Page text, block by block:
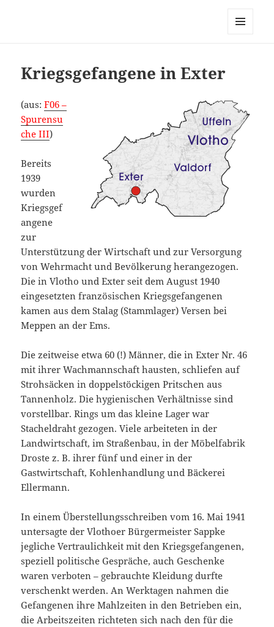
Kriegsgefangene in Exter
(aus:F06 –
Spurensu
che III)
Bereits
1939
wurden
Kriegsgef
angene
zur
Unterstützung der Wirtschaft und zur Versorgung
von Wehrmacht und Bevölkerung herangezogen.
Die in Vlotho und Exter seit dem August 1940
eingesetzten französischen Kriegsgefangenen
kamen aus dem Stalag (Stammlager) Versen bei
Meppen an der Ems.
Die zeitweise etwa 60 (!) Männer, die in Exter Nr. 46
mit ihrer Wachmannschaft hausten, schliefen auf
Strohsäcken in doppelstöckigen Pritschen aus
Tannenholz. Die hygienischen Verhältnisse sind
vorstellbar. Rings um das kleine Lager war
Stacheldraht gezogen. Viele arbeiteten in der
Landwirtschaft, im Straßenbau, in der Möbelfabrik
Droste z. B. ihrer fünf und einer in der
Gastwirtschaft, Kohlenhandlung und Bäckerei
Ellermann.
In einem Überstellungsschreiben vom 16. Mai 1941
untersagte der Vlothoer Bürgermeister Sappke
jegliche Vertraulichkeit mit den Kriegsgefangenen,
speziell politische Gespräche, auch Geschenke
waren verboten – gebrauchte Kleidung durfte
verschenkt werden. An Werktagen nahmen die
Gefangenen ihre Mahlzeiten in den Betrieben ein,
die Arbeitszeiten richteten sich nach den für die